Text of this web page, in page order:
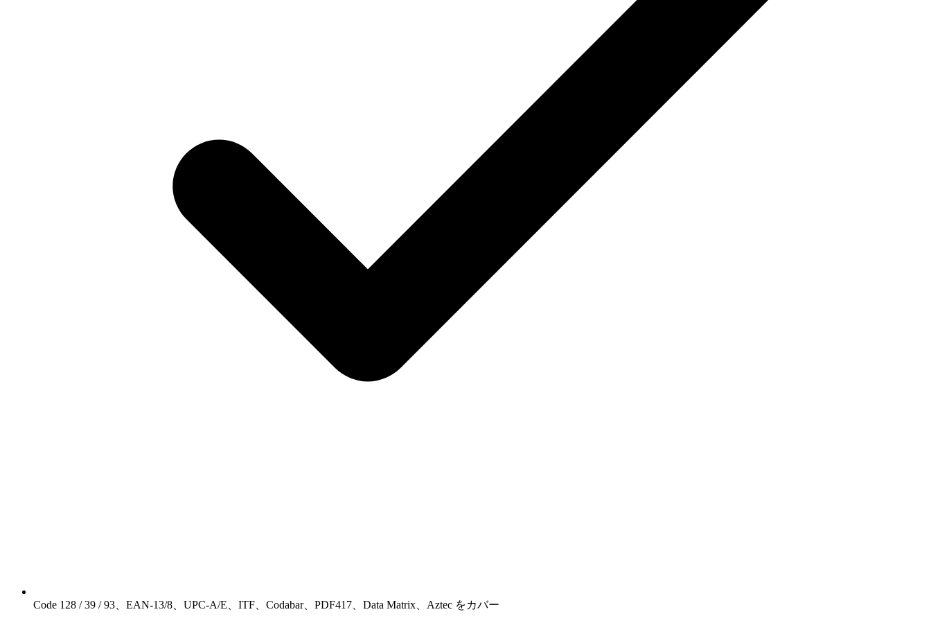
Code 128 / 39 / 93、EAN-13/8、UPC-A/E、ITF、Codabar、PDF417、Data Matrix、Aztec をカバー